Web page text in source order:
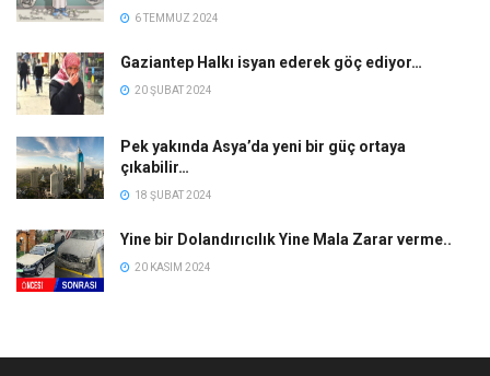
6 TEMMUZ 2024
Gaziantep Halkı isyan ederek göç ediyor…
20 ŞUBAT 2024
Pek yakında Asya’da yeni bir güç ortaya
çıkabilir…
18 ŞUBAT 2024
Yine bir Dolandırıcılık Yine Mala Zarar verme..
20 KASIM 2024